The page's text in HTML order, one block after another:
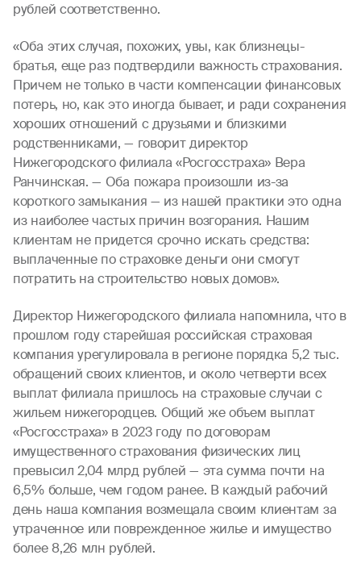
рублей соответственно.
«Оба этих случая, похожих, увы, как близнецы-
братья, еще раз подтвердили важность страхования.
Причем не только в части компенсации финансовых
потерь, но, как это иногда бывает, и ради сохранения
хороших отношений с друзьями и близкими
родственниками, — говорит директор
Нижегородского филиала «Росгосстраха» Вера
Ранчинская. — Оба пожара произошли из-за
короткого замыкания — из нашей практики это одна
из наиболее частых причин возгорания. Нашим
клиентам не придется срочно искать средства:
выплаченные по страховке деньги они смогут
потратить на строительство новых домов».
Директор Нижегородского филиала напомнила, что в
прошлом году старейшая российская страховая
компания урегулировала в регионе порядка 5,2 тыс.
обращений своих клиентов, и около четверти всех
выплат филиала пришлось на страховые случаи с
жильем нижегородцев. Общий же объем выплат
«Росгосстраха» в 2023 году по договорам
имущественного страхования физических лиц
превысил 2,04 млрд рублей — эта сумма почти на
6,5% больше, чем годом ранее. В каждый рабочий
день наша компания возмещала своим клиентам за
утраченное или поврежденное жилье и имущество
более 8,26 млн рублей.